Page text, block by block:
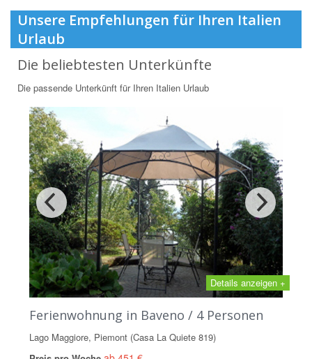
Unsere Empfehlungen für Ihren Italien
Urlaub
Die beliebtesten Unterkünfte
Die passende Unterkünft für Ihren Italien Urlaub
Details anzeigen +
Ferienwohnung in Baveno / 4 Personen
Lago Maggiore, Piemont (Casa La Quiete 819)